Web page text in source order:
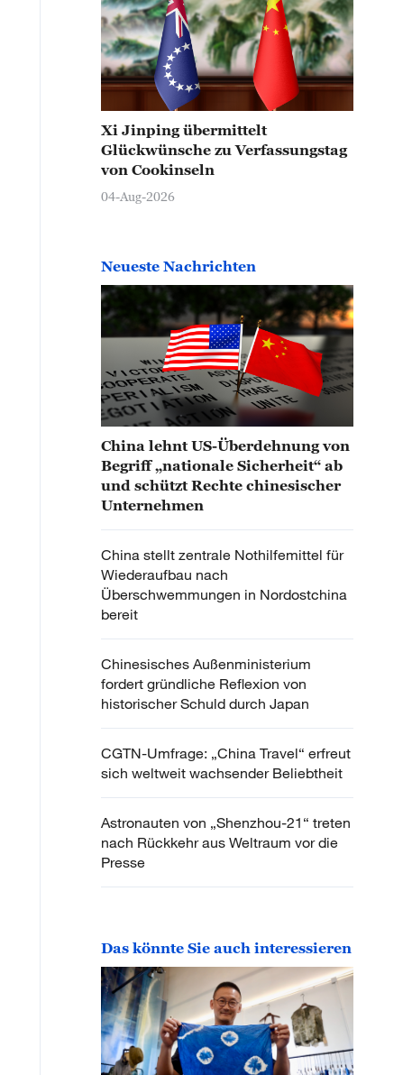
Xi Jinping übermittelt
Glückwünsche zu Verfassungstag
von Cookinseln
04-Aug-2026
Neueste Nachrichten
China lehnt US-Überdehnung von
Begriff „nationale Sicherheit“ ab
und schützt Rechte chinesischer
Unternehmen
China stellt zentrale Nothilfemittel für
Wiederaufbau nach
Überschwemmungen in Nordostchina
bereit
Chinesisches Außenministerium
fordert gründliche Reflexion von
historischer Schuld durch Japan
CGTN-Umfrage: „China Travel“ erfreut
sich weltweit wachsender Beliebtheit
Astronauten von „Shenzhou-21“ treten
nach Rückkehr aus Weltraum vor die
Presse
Das könnte Sie auch interessieren